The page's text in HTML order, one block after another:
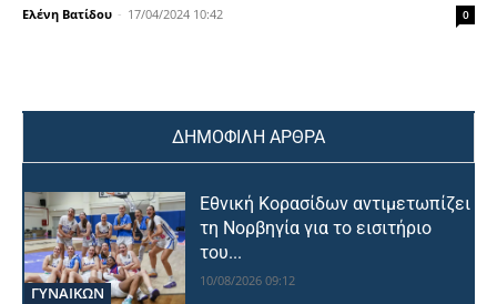
Ελένη Βατίδου - 17/04/2024 10:42 0
ΔΗΜΟΦΙΛΗ ΑΡΘΡΑ
ΓΥΝΑΙΚΩΝ
Εθνική Κορασίδων αντιμετωπίζει
τη Νορβηγία για το εισιτήριο
του...
10/08/2026 09:12